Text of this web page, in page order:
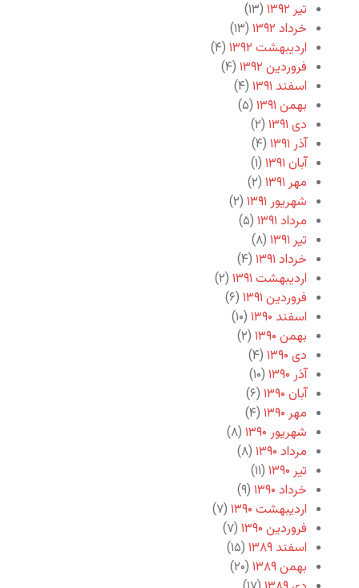
تیر ۱۳۹۲
(۱۳)
خرداد ۱۳۹۲
(۱۳)
اردیبهشت ۱۳۹۲
(۴)
فروردین ۱۳۹۲
(۴)
اسفند ۱۳۹۱
(۴)
بهمن ۱۳۹۱
(۵)
دی ۱۳۹۱
(۲)
آذر ۱۳۹۱
(۴)
آبان ۱۳۹۱
(۱)
مهر ۱۳۹۱
(۲)
شهریور ۱۳۹۱
(۲)
مرداد ۱۳۹۱
(۵)
تیر ۱۳۹۱
(۸)
خرداد ۱۳۹۱
(۴)
اردیبهشت ۱۳۹۱
(۲)
فروردین ۱۳۹۱
(۶)
اسفند ۱۳۹۰
(۱۰)
بهمن ۱۳۹۰
(۲)
دی ۱۳۹۰
(۴)
آذر ۱۳۹۰
(۱۰)
آبان ۱۳۹۰
(۶)
مهر ۱۳۹۰
(۴)
شهریور ۱۳۹۰
(۸)
مرداد ۱۳۹۰
(۸)
تیر ۱۳۹۰
(۱۱)
خرداد ۱۳۹۰
(۹)
اردیبهشت ۱۳۹۰
(۷)
فروردین ۱۳۹۰
(۷)
اسفند ۱۳۸۹
(۱۵)
بهمن ۱۳۸۹
(۲۰)